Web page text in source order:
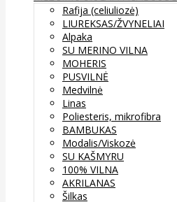
Rafija (celiuliozė)
LIUREKSAS/ŽVYNELIAI
Alpaka
SU MERINO VILNA
MOHERIS
PUSVILNĖ
Medvilnė
Linas
Poliesteris, mikrofibra
BAMBUKAS
Modalis/Viskozė
SU KAŠMYRU
100% VILNA
AKRILANAS
Šilkas